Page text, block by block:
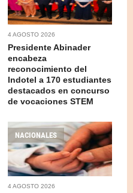
4 AGOSTO 2026
Presidente Abinader
encabeza
reconocimiento del
Indotel a 170 estudiantes
destacados en concurso
de vocaciones STEM
NACIONALES
4 AGOSTO 2026